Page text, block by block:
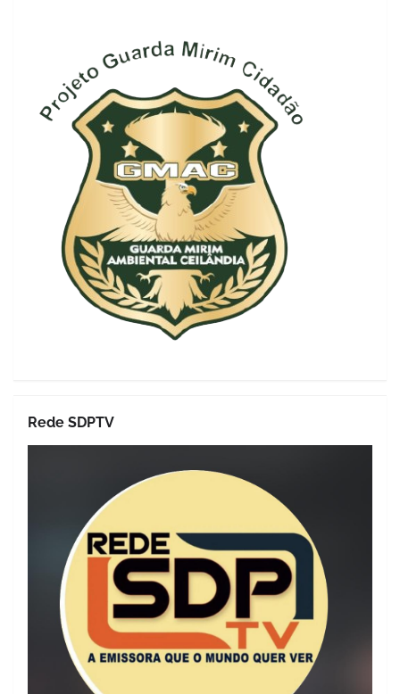
Rede SDPTV